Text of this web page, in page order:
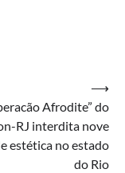
Afrodite” do
RJ interdita nove
estética no estado
do Rio
⟶